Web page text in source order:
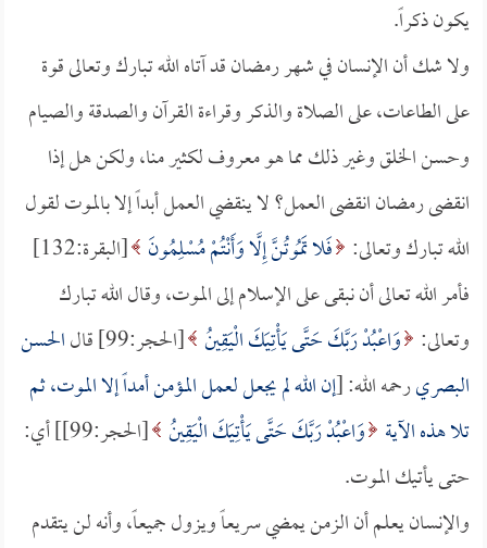
يكون ذكراً.
ولا شك أن الإنسان في شهر رمضان قد آتاه الله تبارك وتعالى قوة
على الطاعات، على الصلاة والذكر وقراءة القرآن والصدقة والصيام
وحسن الخلق وغير ذلك مما هو معروف لكثير منا، ولكن هل إذا
انقضى رمضان انقضى العمل؟ لا ينقضي العمل أبداً إلا بالموت لقول
الله تبارك وتعالى: فَلا تَمُوتُنَّ إِلَّا وَأَنْتُمْ مُسْلِمُونَ
[البقرة:132]
فأمر الله تعالى أن نبقى على الإسلام إلى الموت، وقال الله تبارك
وتعالى: وَاعْبُدْ رَبَّكَ حَتَّى يَأْتِيَكَ الْيَقِينُ [الحجر:99] قال
الحسن
البصريرحمه الله: [إن الله لم يجعل لعمل المؤمن أمداً إلا الموت، ثم
تلا هذه الآية وَاعْبُدْ رَبَّكَ حَتَّى يَأْتِيَكَ الْيَقِينُ
[الحجر:99]] أي:
حتى يأتيك الموت.
والإنسان يعلم أن الزمن يمضي سريعاً ويزول جميعاً، وأنه لن يتقدم